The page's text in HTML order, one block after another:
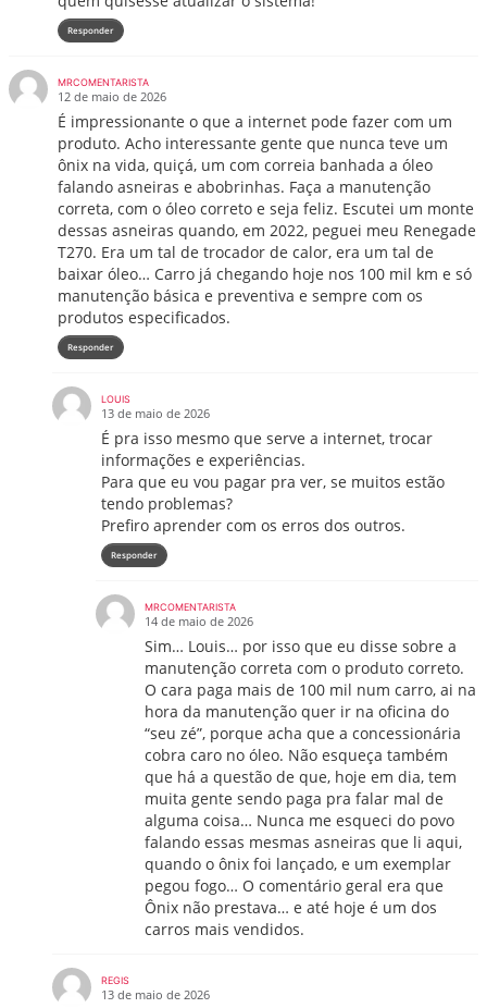
Responder
MRCOMENTARISTA
12 de maio de 2026
É impressionante o que a internet pode fazer com um
produto. Acho interessante gente que nunca teve um
ônix na vida, quiçá, um com correia banhada a óleo
falando asneiras e abobrinhas. Faça a manutenção
correta, com o óleo correto e seja feliz. Escutei um monte
dessas asneiras quando, em 2022, peguei meu Renegade
T270. Era um tal de trocador de calor, era um tal de
baixar óleo… Carro já chegando hoje nos 100 mil km e só
manutenção básica e preventiva e sempre com os
produtos especificados.
Responder
LOUIS
13 de maio de 2026
É pra isso mesmo que serve a internet, trocar
informações e experiências.
Para que eu vou pagar pra ver, se muitos estão
tendo problemas?
Prefiro aprender com os erros dos outros.
Responder
MRCOMENTARISTA
14 de maio de 2026
Sim… Louis… por isso que eu disse sobre a
manutenção correta com o produto correto.
O cara paga mais de 100 mil num carro, ai na
hora da manutenção quer ir na oficina do
“seu zé”, porque acha que a concessionária
cobra caro no óleo. Não esqueça também
que há a questão de que, hoje em dia, tem
muita gente sendo paga pra falar mal de
alguma coisa… Nunca me esqueci do povo
falando essas mesmas asneiras que li aqui,
quando o ônix foi lançado, e um exemplar
pegou fogo… O comentário geral era que
Ônix não prestava… e até hoje é um dos
carros mais vendidos.
REGIS
13 de maio de 2026